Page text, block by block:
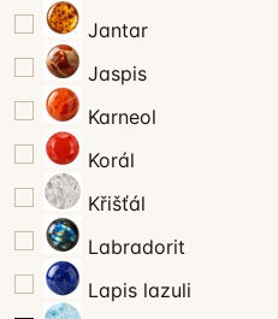
Jantar
Jaspis
Karneol
Korál
Křišťál
Labradorit
Lapis lazuli